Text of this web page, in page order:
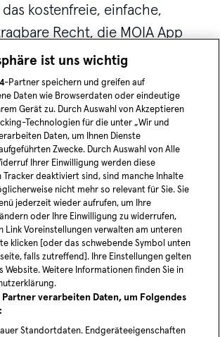
kostenfreie, einfache,
Recht, die MOIA App
zu nutzen.
MOIA App nur für deine
nutzen. Eine
Weitervermittlung der MOIA
nicht gestattet. Dir ist es
technischen
und/oder
der MOIA App
ist uns wichtig
-Partner speichern und greifen auf
Daten wie Browserdaten oder eindeutige
Gerät zu. Durch Auswahl von Akzeptieren
Technologien für die unter „Wir und
Daten, um Ihnen Dienste
Zwecke. Durch Auswahl von Alle
Ihrer Einwilligung werden diese
Tracker deaktiviert sind, sind manche Inhalte
nicht mehr so relevant für Sie. Sie
jederzeit wieder aufrufen, um Ihre
oder Ihre Einwilligung zu widerrufen,
Link Voreinstellungen verwalten am unteren
klicken [oder das schwebende Symbol unten
falls zutreffend]. Ihre Einstellungen gelten
Website. Weitere Informationen finden Sie in
verarbeiten Daten, um Folgendes
Standortdaten. Endgeräteeigenschaften